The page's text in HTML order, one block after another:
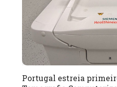
Portugal estreia